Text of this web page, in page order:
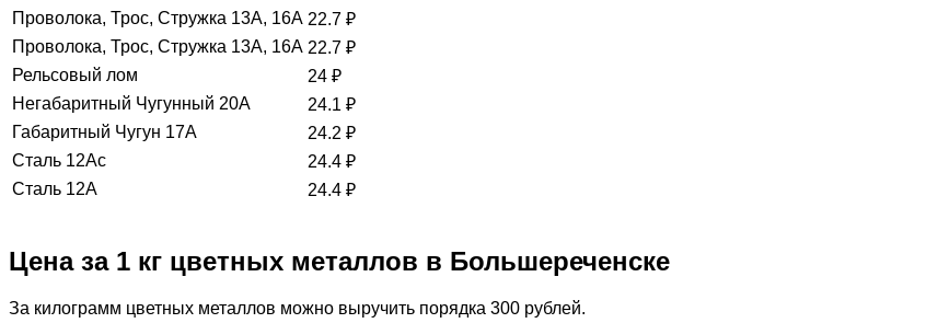
Проволока, Трос, Стружка 13А, 16А 22.7 ₽
Проволока, Трос, Стружка 13А, 16А 22.7 ₽
Рельсовый лом
24 ₽
Негабаритный Чугунный 20А
24.1 ₽
Габаритный Чугун 17А
24.2 ₽
Сталь 12Ас
24.4 ₽
Сталь 12А
24.4 ₽
Цена за 1 кг цветных металлов в Большереченске
За килограмм цветных металлов можно выручить порядка 300 рублей.